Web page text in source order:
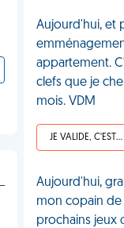
Aujourd'hui, et
appartement.
clefs que je
mois. VDM
JE VALIDE, C'EST UNE VDM
Aujourd'hui,
mon copain de
prochains jeux